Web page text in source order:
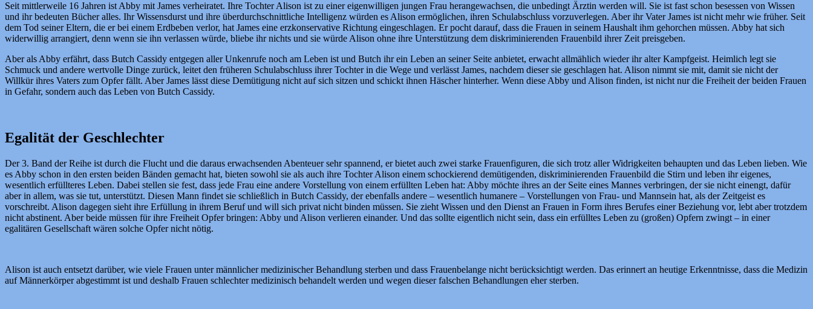
Seit mittlerweile 16 Jahren ist Abby mit James verheiratet. Ihre Tochter Alison ist zu einer eigenwilligen jungen Frau herangewachsen, die unbedingt Ärztin werden will. Sie ist fast schon besessen von Wissen
und ihr bedeuten Bücher alles. Ihr Wissensdurst und ihre überdurchschnittliche Intelligenz würden es Alison ermöglichen, ihren Schulabschluss vorzuverlegen. Aber ihr Vater James ist nicht mehr wie früher. Seit
dem Tod seiner Eltern, die er bei einem Erdbeben verlor, hat James eine erzkonservative Richtung eingeschlagen. Er pocht darauf, dass die Frauen in seinem Haushalt ihm gehorchen müssen. Abby hat sich
widerwillig arrangiert, denn wenn sie ihn verlassen würde, bliebe ihr nichts und sie würde Alison ohne ihre Unterstützung dem diskriminierenden Frauenbild ihrer Zeit preisgeben.
Aber als Abby erfährt, dass Butch Cassidy entgegen aller Unkenrufe noch am Leben ist und Butch ihr ein Leben an seiner Seite anbietet, erwacht allmählich wieder ihr alter Kampfgeist. Heimlich legt sie
Schmuck und andere wertvolle Dinge zurück, leitet den früheren Schulabschluss ihrer Tochter in die Wege und verlässt James, nachdem dieser sie geschlagen hat. Alison nimmt sie mit, damit sie nicht der
Willkür ihres Vaters zum Opfer fällt. Aber James lässt diese Demütigung nicht auf sich sitzen und schickt ihnen Häscher hinterher. Wenn diese Abby und Alison finden, ist nicht nur die Freiheit der beiden Frauen
in Gefahr, sondern auch das Leben von Butch Cassidy.
Egalität der Geschlechter
Der 3. Band der Reihe ist durch die Flucht und die daraus erwachsenden Abenteuer sehr spannend, er bietet auch zwei starke Frauenfiguren, die sich trotz aller Widrigkeiten behaupten und das Leben lieben. Wie
es Abby schon in den ersten beiden Bänden gemacht hat, bieten sowohl sie als auch ihre Tochter Alison einem schockierend demütigenden, diskriminierenden Frauenbild die Stirn und leben ihr eigenes,
wesentlich erfüllteres Leben. Dabei stellen sie fest, dass jede Frau eine andere Vorstellung von einem erfüllten Leben hat: Abby möchte ihres an der Seite eines Mannes verbringen, der sie nicht einengt, dafür
aber in allem, was sie tut, unterstützt. Diesen Mann findet sie schließlich in Butch Cassidy, der ebenfalls andere – wesentlich humanere – Vorstellungen von Frau- und Mannsein hat, als der Zeitgeist es
vorschreibt. Alison dagegen sieht ihre Erfüllung in ihrem Beruf und will sich privat nicht binden müssen. Sie zieht Wissen und den Dienst an Frauen in Form ihres Berufes einer Beziehung vor, lebt aber trotzdem
nicht abstinent. Aber beide müssen für ihre Freiheit Opfer bringen: Abby und Alison verlieren einander. Und das sollte eigentlich nicht sein, dass ein erfülltes Leben zu (großen) Opfern zwingt – in einer
egalitären Gesellschaft wären solche Opfer nicht nötig.
Alison ist auch entsetzt darüber, wie viele Frauen unter männlicher medizinischer Behandlung sterben und dass Frauenbelange nicht berücksichtigt werden. Das erinnert an heutige Erkenntnisse, dass die Medizin
auf Männerkörper abgestimmt ist und deshalb Frauen schlechter medizinisch behandelt werden und wegen dieser falschen Behandlungen eher sterben.